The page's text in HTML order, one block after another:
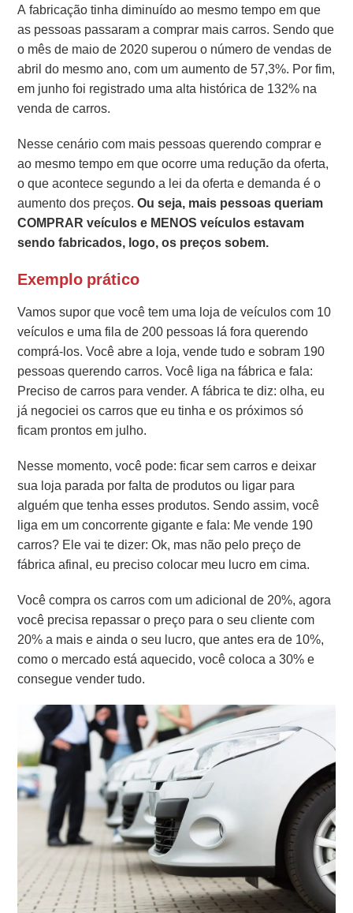
A fabricação tinha diminuído ao mesmo tempo em que
as pessoas passaram a comprar mais carros. Sendo que
o mês de maio de 2020 superou o número de vendas de
abril do mesmo ano, com um aumento de 57,3%. Por fim,
em junho foi registrado uma alta histórica de 132% na
venda de carros.
Nesse cenário com mais pessoas querendo comprar e
ao mesmo tempo em que ocorre uma redução da oferta,
o que acontece segundo a lei da oferta e demanda é o
aumento dos preços.Ou seja, mais pessoas queriam
COMPRAR veículos e MENOS veículos estavam
sendo fabricados, logo, os preços sobem.
Exemplo prático
Vamos supor que você tem uma loja de veículos com 10
veículos e uma fila de 200 pessoas lá fora querendo
comprá-los.Você abre a loja, vende tudo e sobram 190
pessoas querendo carros.Você liga na fábrica e fala:
Preciso de carros para vender.A fábrica te diz: olha, eu
já negociei os carros que eu tinha e os próximos só
ficam prontos em julho.
Nesse momento, você pode: ficar sem carros e deixar
sua loja parada por falta de produtos ou ligar para
alguém que tenha esses produtos. Sendo assim, você
liga em um concorrente gigante e fala: Me vende 190
carros? Ele vai te dizer: Ok, mas não pelo preço de
fábrica afinal, eu preciso colocar meu lucro em cima.
Você compra os carros com um adicional de 20%, agora
você precisa repassar o preço para o seu cliente com
20% a mais e ainda o seu lucro, que antes era de 10%,
como o mercado está aquecido, você coloca a 30% e
consegue vender tudo.